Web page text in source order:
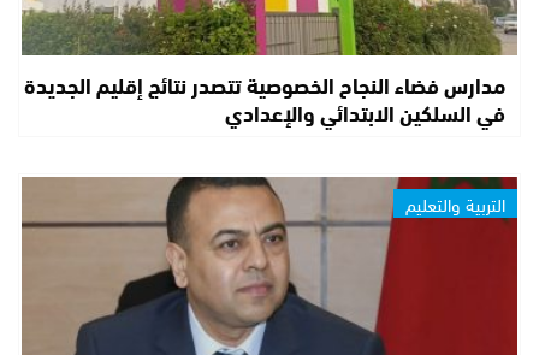
مدارس فضاء النجاح الخصوصية تتصدر نتائج إقليم الجديدة
في السلكين الابتدائي والإعدادي
التربية والتعليم